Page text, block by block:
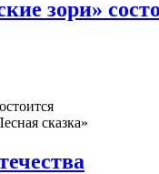
зори»
сказка»